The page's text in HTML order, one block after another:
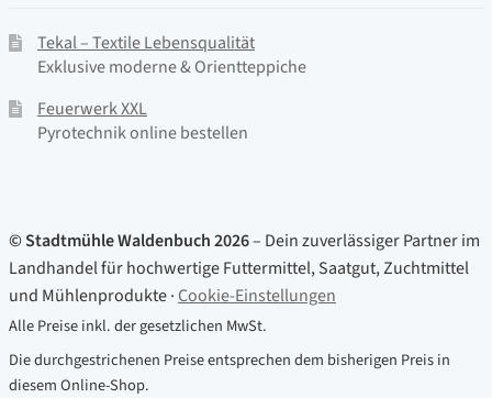
Tekal – Textile Lebensqualität
Exklusive moderne & Orientteppiche
Feuerwerk XXL
Pyrotechnik online bestellen
© Stadtmühle Waldenbuch 2026– Dein zuverlässiger Partner im
Landhandel für hochwertige Futtermittel, Saatgut, Zuchtmittel
und Mühlenprodukte · Cookie-Einstellungen
Alle Preise inkl. der gesetzlichen MwSt.
Die durchgestrichenen Preise entsprechen dem bisherigen Preis in
diesem Online-Shop.